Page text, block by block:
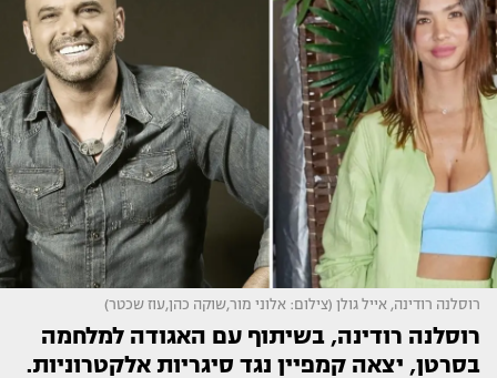
רוסלנה רודינה, אייל גולן (צילום: אלוני מור,שוקה כהן,עוז שכטר)
רוסלנה רודינה, בשיתוף עם האגודה למלחמה
בסרטן, יצאה קמפיין נגד סיגריות אלקטרוניות.